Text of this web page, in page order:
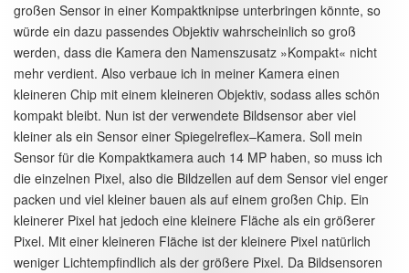
großen Sensor in einer Kompaktknipse unterbringen könnte, so
würde ein dazu passendes Objektiv wahrscheinlich so groß
werden, dass die Kamera den Namenszusatz »Kompakt« nicht
mehr verdient. Also verbaue ich in meiner Kamera einen
kleineren Chip mit einem kleineren Objektiv, sodass alles schön
kompakt bleibt. Nun ist der verwendete Bildsensor aber viel
kleiner als ein Sensor einer Spiegelreflex–Kamera. Soll mein
Sensor für die Kompaktkamera auch 14 MP haben, so muss ich
die einzelnen Pixel, also die Bildzellen auf dem Sensor viel enger
packen und viel kleiner bauen als auf einem großen Chip. Ein
kleinerer Pixel hat jedoch eine kleinere Fläche als ein größerer
Pixel. Mit einer kleineren Fläche ist der kleinere Pixel natürlich
weniger Lichtempfindlich als der größere Pixel. Da Bildsensoren